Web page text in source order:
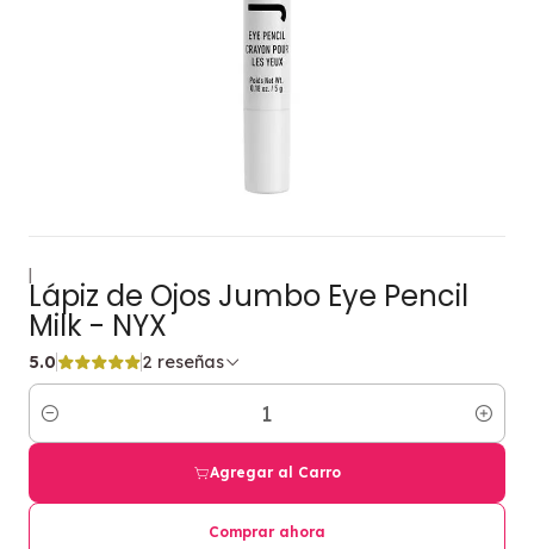
|
Lápiz de Ojos Jumbo Eye Pencil
Milk - NYX
5.0 2 reseñas
Cantidad
Agregar al Carro
Comprar ahora